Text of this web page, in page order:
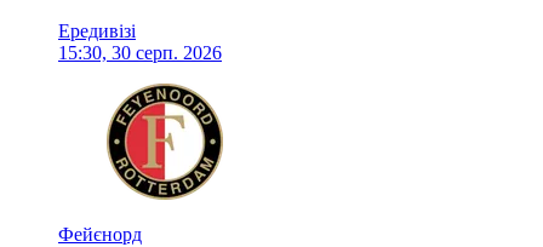
Ередивізі
15:30, 30 серп. 2026
Фейєнорд